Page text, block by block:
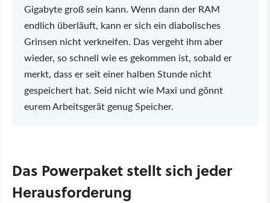
Gigabyte groß sein kann. Wenn dann der RAM
endlich überläuft, kann er sich ein diabolisches
Grinsen nicht verkneifen. Das vergeht ihm aber
wieder, so schnell wie es gekommen ist, sobald er
merkt, dass er seit einer halben Stunde nicht
gespeichert hat. Seid nicht wie Maxi und gönnt
eurem Arbeitsgerät genug Speicher.
Das Powerpaket stellt sich jeder
Herausforderung